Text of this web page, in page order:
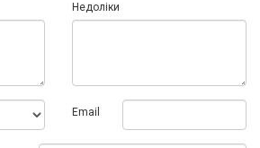
Недоліки
Email